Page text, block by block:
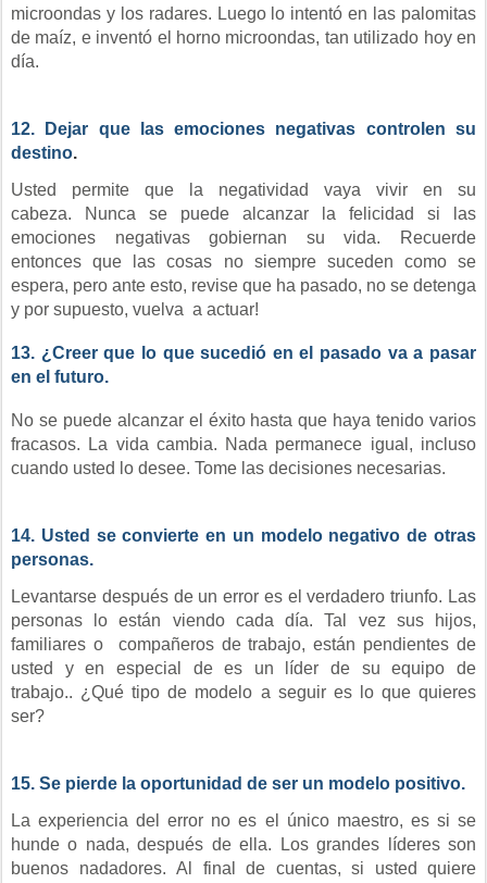
microondas y los radares. Luego lo intentó en las palomitas
de maíz, e inventó el horno microondas, tan utilizado hoy en
día.
12. Dejar que las emociones negativas controlen su
destino.
Usted permite que la negatividad vaya vivir en su
cabeza. Nunca se puede alcanzar la felicidad si las
emociones negativas gobiernan su vida. Recuerde
entonces que las cosas no siempre suceden como se
espera, pero ante esto, revise que ha pasado, no se detenga
y por supuesto, vuelva a actuar!
13. ¿Creer que lo que sucedió en el pasado va a pasar
en el futuro.
No se puede alcanzar el éxito hasta que haya tenido varios
fracasos. La vida cambia. Nada permanece igual, incluso
cuando usted lo desee. Tome las decisiones necesarias.
14. Usted se convierte en un modelo negativo de otras
personas.
Levantarse después de un error es el verdadero triunfo. Las
personas lo están viendo cada día. Tal vez sus hijos,
familiares o compañeros de trabajo, están pendientes de
usted y en especial de es un líder de su equipo de
trabajo.. ¿Qué tipo de modelo a seguir es lo que quieres
ser?
15. Se pierde la oportunidad de ser un modelo positivo.
La experiencia del error no es el único maestro, es si se
hunde o nada, después de ella. Los grandes líderes son
buenos nadadores. Al final de cuentas, si usted quiere